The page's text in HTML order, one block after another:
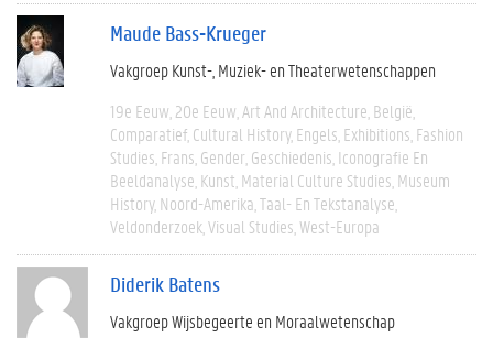
Maude Bass-Krueger
Vakgroep Kunst-, Muziek- en Theaterwetenschappen
19e Eeuw 20e Eeuw Art And Architecture België
Comparatief Cultural History Engels Exhibitions Fashion
Studies Frans Gender Geschiedenis Iconografie En
Beeldanalyse Kunst Material Culture Studies Museum
History Noord-Amerika Taal- En Tekstanalyse
Veldonderzoek Visual Studies West-Europa
Diderik Batens
Vakgroep Wijsbegeerte en Moraalwetenschap